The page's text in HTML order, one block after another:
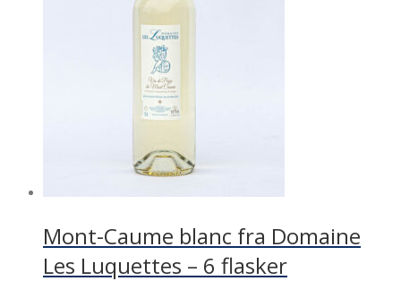
Mont-Caume blanc fra Domaine
Les Luquettes – 6 flasker